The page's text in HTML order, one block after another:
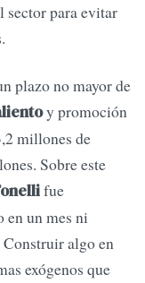
sector para evitar
plazo no mayor de
y promoción
millones de
Sobre este
fue
un mes ni
Construir algo en
exógenos que